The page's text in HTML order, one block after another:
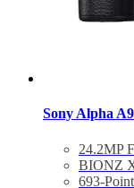
Sony Alpha
24.2MP
BIONZ
693-